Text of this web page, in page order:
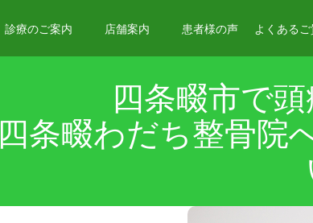
診療のご案内 店舗案内 患者様の声 よくある
四条畷市で頭
四条畷わだち整骨院